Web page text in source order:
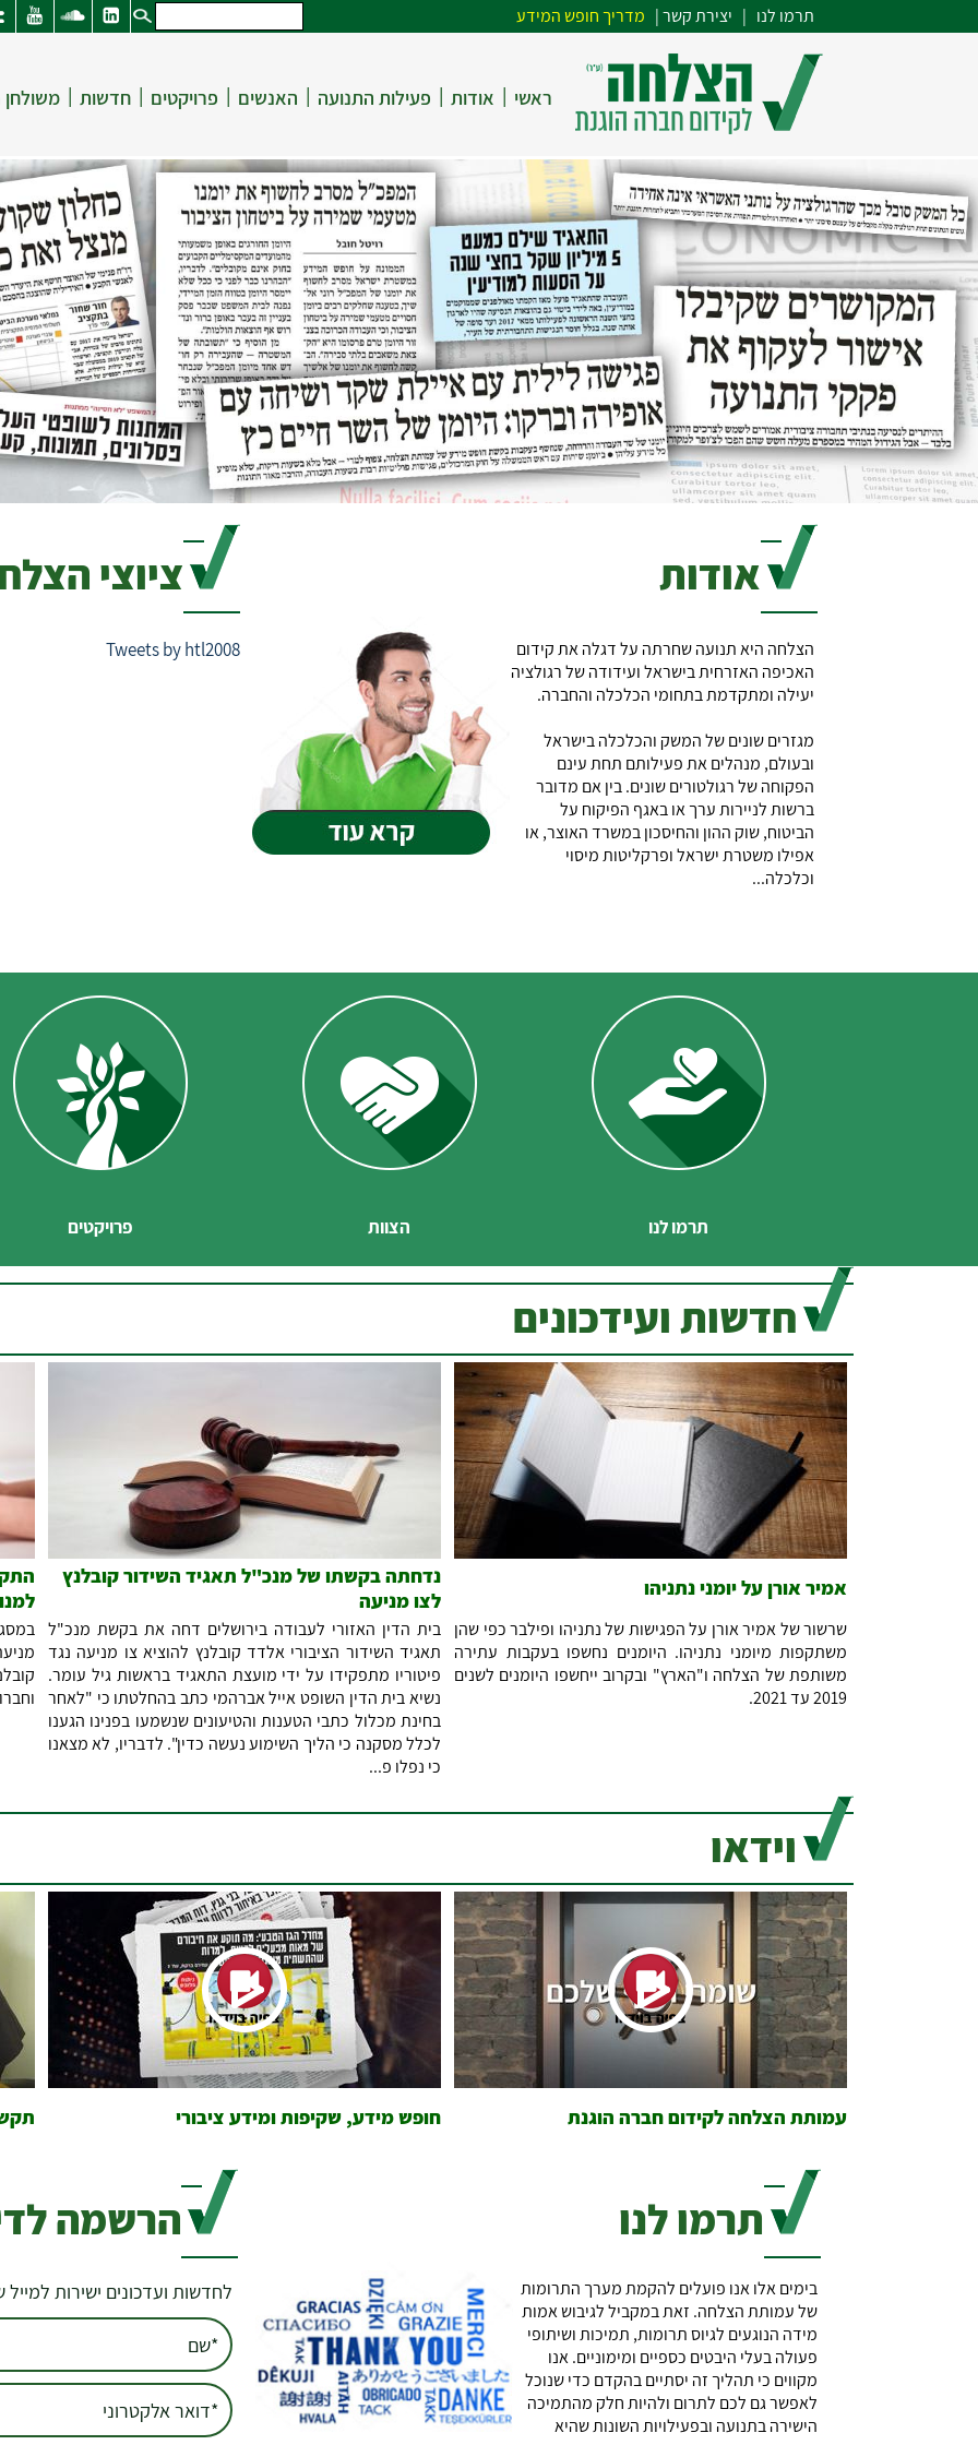
תרמו לנו | יצירת קשר| מדריך חופש המידע
ראשי | אודות | פעילות התנועה | האנשים | פרויקטים | חדשות |
אודות
הצלחה היא תנועה שחרתה על דגלה את קידום
האכיפה האזרחית בישראל ועידודה של רגולציה
יעילה ומתקדמת בתחומי הכלכלה והחברה.
מגזרים שונים של המשק והכלכלה בישראל
ובעולם, מנהלים את פעילותם תחת עינם
הפקוחה של רגולטורים שונים. בין אם מדובר
ברשות לניירות ערך או באגף הפיקוח על
הביטוח, שוק ההון והחיסכון במשרד האוצר, או
אפילו משטרת ישראל ופרקליטות מיסוי
וכלכלה...
ציוצי
Tweets by htl2008
תרמו לנו הצוות פרויקטים
חדשות ועידכונים
אמיר אורן על יומני נתניהו
שרשור של אמיר אורן על הפגישות של נתניהו ופילבר כפי שהן
משתקפות מיומני נתניהו. היומנים נחשפו בעקבות עתירה
משותפת של הצלחה ו"הארץ" ובקרוב ייחשפו היומנים לשנים
2019 עד 2021.
נדחתה בקשתו של מנכ"ל תאגיד השידור קובלנץ
לצו מניעה
בית הדין האזורי לעבודה בירושלים דחה את בקשת מנכ"ל
תאגיד השידור הציבורי אלדד קובלנץ להוציא צו מניעה נגד
פיטוריו מתפקידו על ידי מועצת התאגיד בראשות גיל עומר.
נשיא בית הדין השופט אייל אברהמי כתב בהחלטתו כי "לאחר
בחינת מכלול כתבי הטענות והטיעונים שנשמעו בפנינו הגענו
לכלל מסקנה כי הליך השימוע נעשה כדין". לדבריו, לא מצאנו
כי נפלו פ...
וידאו
עמותת הצלחה לקידום חברה הוגנת חופש מידע, שקיפות ומידע ציבורי
תרמו לנו
בימים אלו אנו פועלים להקמת מערך התרומות
של עמותת הצלחה. זאת במקביל לגיבוש אמות
מידה הנוגעים לגיוס תרומות, תמיכות ושיתופי
פעולה בעלי היבטים כספיים ומימוניים. אנו
מקווים כי תהליך זה יסתיים בהקדם כדי שנוכל
לאפשר גם לכם לתרום ולהיות חלק מהתמיכה
הישירה בתנועה ובפעילויות השונות שהיא
הרשמה